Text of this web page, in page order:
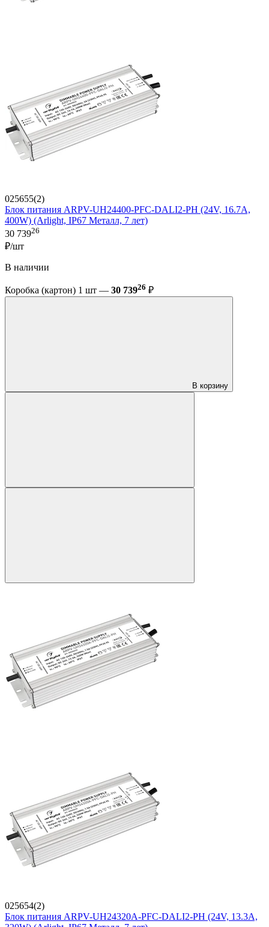
025655(2)
Блок питания ARPV-UH24400-PFC-DALI2-PH (24V, 16.7A,
400W) (Arlight, IP67 Металл, 7 лет)
30 73926
₽/шт
В наличии
Коробка (картон) 1 шт — 30 73926 ₽
В корзину
025654(2)
Блок питания ARPV-UH24320A-PFC-DALI2-PH (24V, 13.3A,